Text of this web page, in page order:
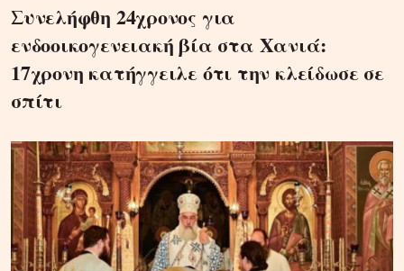
Συνελήφθη 24χρονος για
ενδοοικογενειακή βία στα Χανιά:
17χρονη κατήγγειλε ότι την κλείδωσε σε
σπίτι